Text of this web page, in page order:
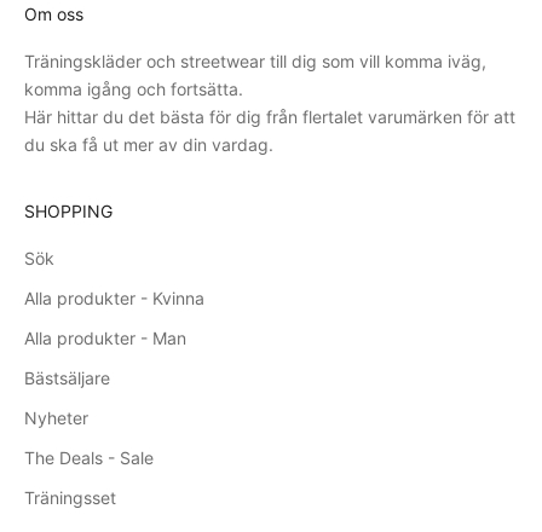
Om oss
Träningskläder och streetwear till dig som vill komma iväg,
komma igång och fortsätta.
Här hittar du det bästa för dig från flertalet varumärken för att
du ska få ut mer av din vardag.
SHOPPING
Sök
Alla produkter - Kvinna
Alla produkter - Man
Bästsäljare
Nyheter
The Deals - Sale
Träningsset